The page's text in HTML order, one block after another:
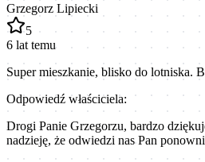
Grzegorz Lipiecki
5
6 lat temu
Super mieszkanie, blisko do lotniska.
Odpowiedź właściciela:
Drogi Panie Grzegorzu, bardzo
nadzieję, że odwiedzi nas Pan